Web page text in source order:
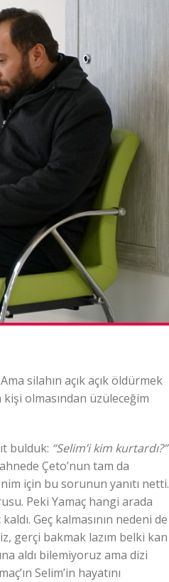
silahın açık açık öldürmek
kişi olmasından üzüleceğim
bulduk: “Selim’i kim kurtardı?”
Çeto’nun tam da
için bu sorunun yanıtı netti.
Peki Yamaç hangi arada
Geç kalmasının nedeni de
gerçi bakmak lazım belki kan
aldı bilemiyoruz ama dizi
Selim’in hayatını